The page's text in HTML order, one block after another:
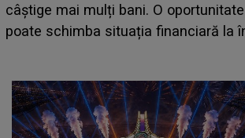
care deschid festivalul și de la ce ore
așteptate concerte pe scena